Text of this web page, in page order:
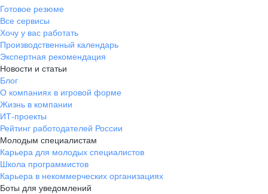
Готовое резюме
Все сервисы
Хочу у вас работать
Производственный календарь
Экспертная рекомендация
Новости и статьи
Блог
О компаниях в игровой форме
Жизнь в компании
ИТ-проекты
Рейтинг работодателей России
Молодым специалистам
Карьера для молодых специалистов
Школа программистов
Карьера в некоммерческих организациях
Боты для уведомлений